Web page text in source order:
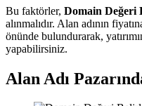
Bu faktörler, Domain Değeri
alınmalıdır. Alan adının
önünde bulundurarak,
yapabilirsiniz.
Alan Adı